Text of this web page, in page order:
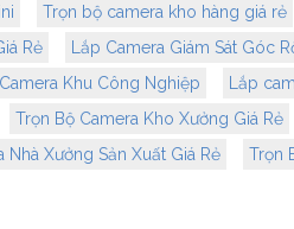
Trọn bộ camera kho hàng giá rẻ
Rẻ
Lắp Camera Giám Sát Góc
Khu Công Nghiệp Lắp
Trọn Bộ Camera Kho Xưởng Giá Rẻ
Nhà Xưởng Sản Xuất Giá Rẻ Trọn